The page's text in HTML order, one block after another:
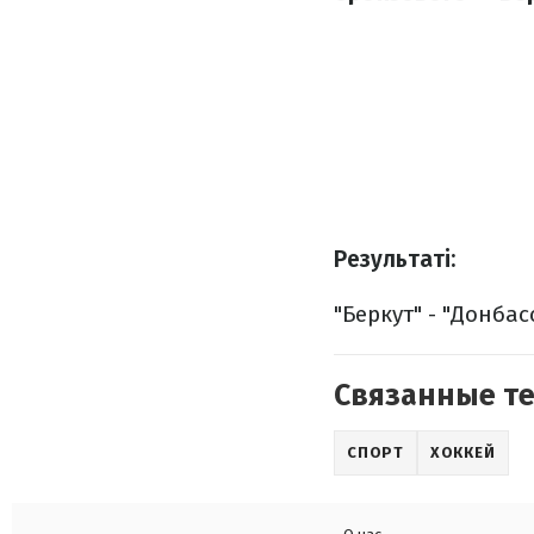
Результаті:
"Беркут" -
Связанные
СПОРТ ХОККЕЙ